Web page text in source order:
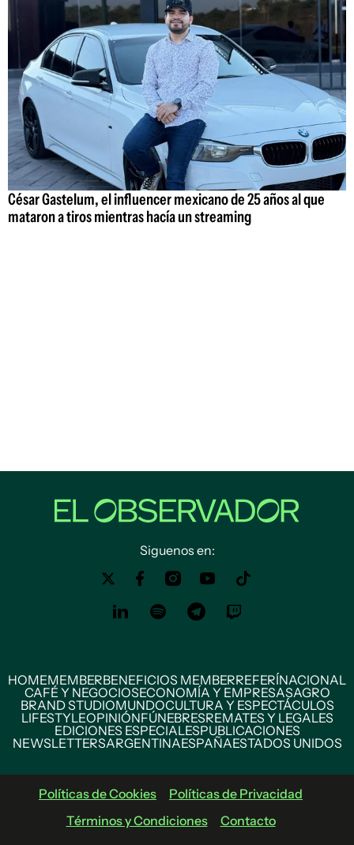
César Gastelum, el influencer mexicano de 25 años al que
mataron a tiros mientras hacía un streaming
Siguenos en:
HOMEMEMBERBENEFICIOS MEMBERREFERÍNACIONAL
CAFÉ Y NEGOCIOSECONOMÍA Y EMPRESASAGRO
BRAND STUDIOMUNDOCULTURA Y ESPECTÁCULOS
LIFESTYLEOPINIÓNFÚNEBRESREMATES Y LEGALES
EDICIONES ESPECIALESPUBLICACIONES
NEWSLETTERSARGENTINAESPAÑAESTADOS UNIDOS
Políticas de Cookies
Políticas de Privacidad
Términos y Condiciones
Contacto